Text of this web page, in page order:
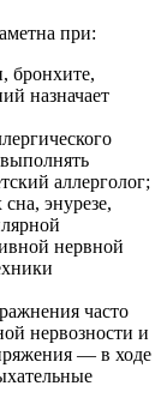
при:
бронхите,
назначает
аллерголог;
энурезе,
нервной
часто
нервозности и
— в ходе